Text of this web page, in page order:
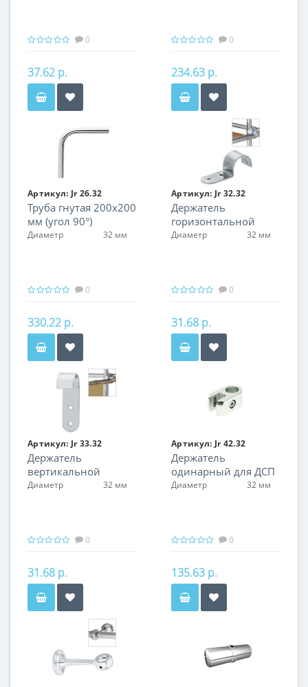
0
37.62 р.
0
234.63 р.
Артикул:Jr 26.32
Труба гнутая 200х200
мм (угол 90°)
Диаметр 32 мм
0
330.22 р.
Артикул:Jr 32.32
Держатель
горизонтальной
панели
Диаметр 32 мм
0
31.68 р.
Артикул:Jr 33.32
Держатель
вертикальной
панели
Диаметр 32 мм
0
31.68 р.
Артикул:Jr 42.32
Держатель
одинарный для ДСП
Диаметр 32 мм
0
135.63 р.